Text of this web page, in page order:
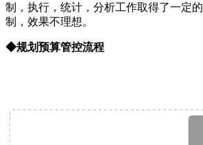
制，执行，统计，分析工作取得了一定
制，效果不理想。
◆规划预算管控流程